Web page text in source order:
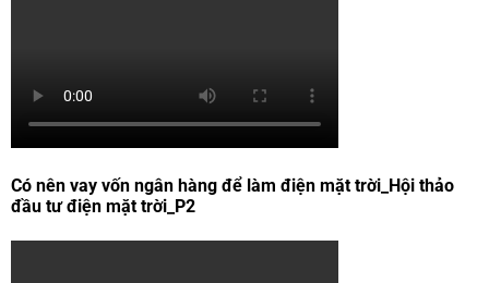
Có nên vay vốn ngân hàng để làm điện mặt trời_Hội thảo
đầu tư điện mặt trời_P2